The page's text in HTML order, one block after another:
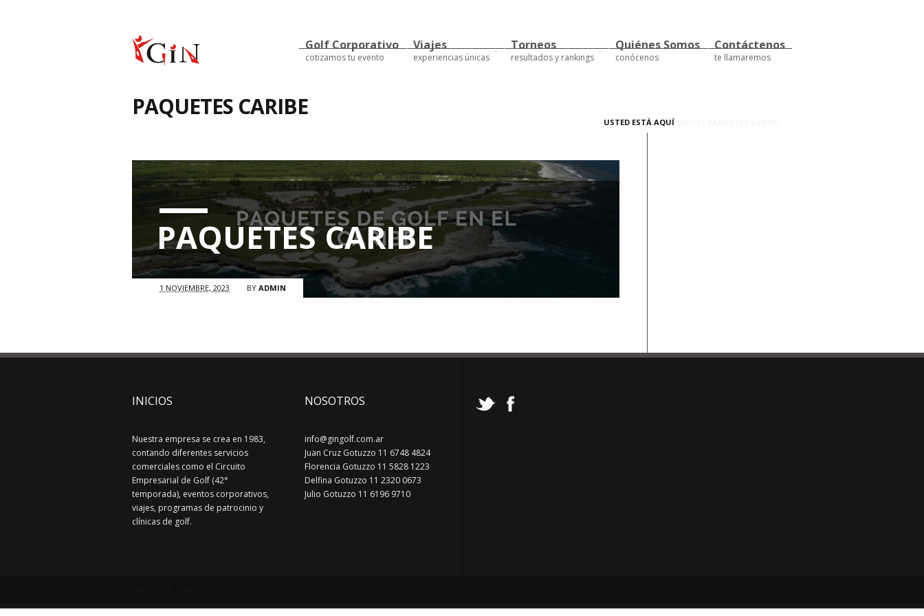
Golf Corporativo
cotizamos tu evento
Viajes
experiencias únicas
Torneos
resultados y rankings
Quiénes Somos
conócenos
Contáctenos
te llamaremos
PAQUETES CARIBE
USTED ESTÁ AQUÍ
PAQUETES CARIBE
1 NOVIEMBRE, 2023 BY ADMIN
INICIOS
Nuestra empresa se crea en 1983,
contando diferentes servicios
comerciales como el Circuito
Empresarial de Golf (42°
temporada), eventos corporativos,
viajes, programas de patrocinio y
clínicas de golf.
NOSOTROS
info@gingolf.com.ar
Juan Cruz Gotuzzo 11 6748 4824
Florencia Gotuzzo 11 5828 1223
Delfina Gotuzzo 11 2320 0673
Julio Gotuzzo 11 6196 9710